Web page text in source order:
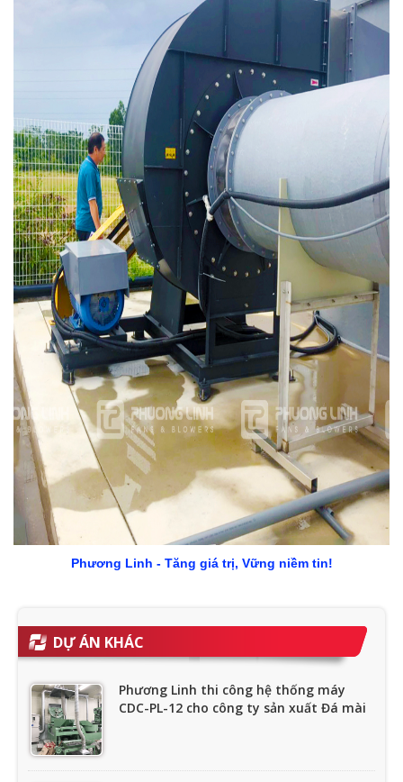
Phương Linh - Tăng giá trị, Vững niềm tin!
DỰ ÁN KHÁC
Phương Linh thi công hệ thống máy
CDC-PL-12 cho công ty sản xuất Đá mài